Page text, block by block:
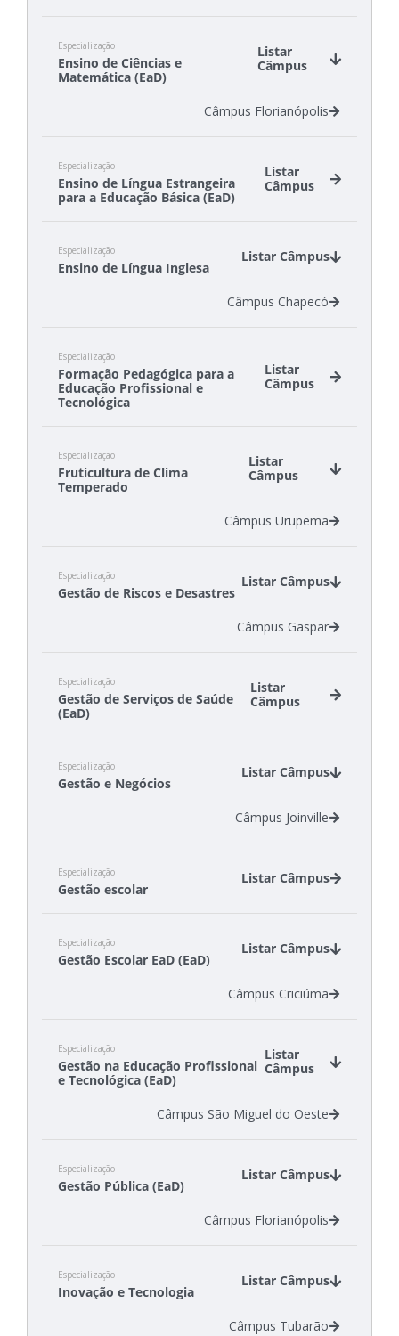
Especialização
Ensino de Ciências e
Matemática (EaD)
Listar
Câmpus
Câmpus Florianópolis
Especialização
Ensino de Língua Estrangeira
para a Educação Básica (EaD)
Listar
Câmpus
Câmpus São José
Especialização
Ensino de Língua Inglesa
Listar Câmpus
Câmpus Chapecó
Especialização
Formação Pedagógica para a
Educação Profissional e
Tecnológica
Listar
Câmpus
Polo Florianópolis
Polo Otacílio Costa
Especialização
Fruticultura de Clima
Temperado
Listar
Câmpus
Câmpus Urupema
Especialização
Gestão de Riscos e Desastres
Listar Câmpus
Câmpus Gaspar
Especialização
Gestão de Serviços de Saúde
(EaD)
Listar
Câmpus
Câmpus Itajaí
Câmpus São Carlos
Especialização
Gestão e Negócios
Listar Câmpus
Câmpus Joinville
Especialização
Gestão escolar
Listar Câmpus
Câmpus Tubarão
Especialização
Gestão Escolar EaD (EaD)
Listar Câmpus
Câmpus Criciúma
Especialização
Gestão na Educação Profissional
e Tecnológica (EaD)
Listar
Câmpus
Câmpus São Miguel do Oeste
Especialização
Gestão Pública (EaD)
Listar Câmpus
Câmpus Florianópolis
Especialização
Inovação e Tecnologia
Listar Câmpus
Câmpus Tubarão